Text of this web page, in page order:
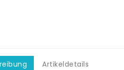
Artikeldetails